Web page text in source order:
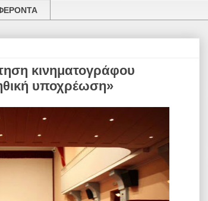
κινηματογράφου
υποχρέωση»